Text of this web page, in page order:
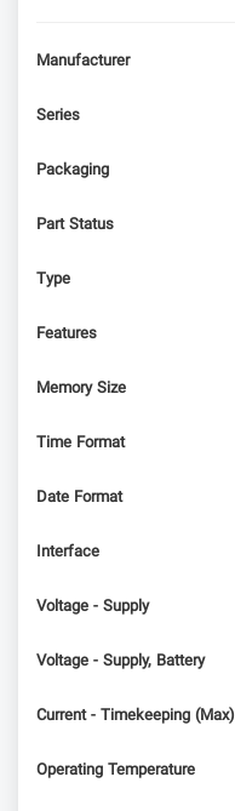
Manufacturer
Series
Packaging
Part Status
Type
Features
Memory Size
Time Format
Date Format
Interface
Voltage - Supply
Voltage - Supply, Battery
Current - Timekeeping (Max)
Operating Temperature